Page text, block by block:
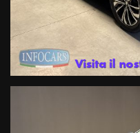
per i marchi Renault e Dacia
Prenota il tuo test drive o
che viene oscurata solo per la
ai nostri consulenti ai
Tel. 042950330 oppure
Se hai un usato da
whatsapp 3891644599, i